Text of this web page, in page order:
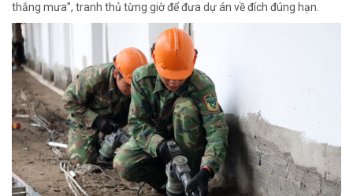
thắng mưa”, tranh thủ từng giờ để đưa dự án về đích đúng hạn.